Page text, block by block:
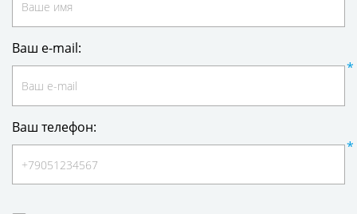
Ваш e-mail:
Ваш телефон: